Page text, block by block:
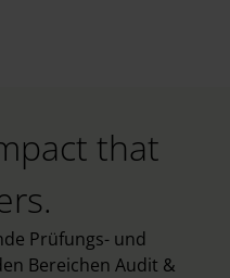
that
Prüfungs- und
Bereichen Audit &